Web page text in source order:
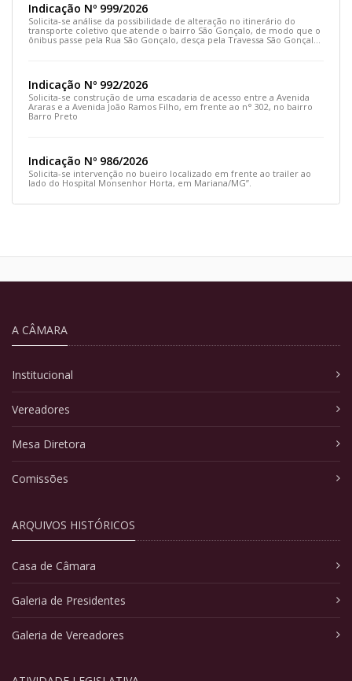
Indicação Nº 999/2026
Solicita-se análise da possibilidade de alteração no itinerário do
transporte coletivo que atende o bairro São Gonçalo, de modo que o
ônibus passe pela Rua São Gonçalo, desça pela Travessa São Gonçalo
Indicação Nº 992/2026
Solicita-se construção de uma escadaria de acesso entre a Avenida
Araras e a Avenida João Ramos Filho, em frente ao n° 302, no bairro
Barro Preto
Indicação Nº 986/2026
Solicita-se intervenção no bueiro localizado em frente ao trailer ao
lado do Hospital Monsenhor Horta, em Mariana/MG”.
A CÂMARA
Institucional
Vereadores
Mesa Diretora
Comissões
ARQUIVOS HISTÓRICOS
Casa de Câmara
Galeria de Presidentes
Galeria de Vereadores